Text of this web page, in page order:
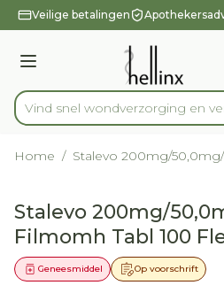
Ga naar de inhoud
1 van 1
Veilige betalingen
Menu
Product, merk, categorie...
Vind snel wondverzorg
Home / Stalevo 200mg/
Stalevo 200mg/
Filmomh Tabl 100
Op voorschrift
Geneesmiddel